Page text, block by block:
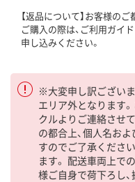
【返品について】お客様の
ご購入の際は、ご利用ガイド
申し込みください。
※大変申し訳ござい
エリア外となります
クルよりご連絡させ
の都合上、個人名お
すのでご了承くださ
ます。 配送車両上で
様ご自身で荷下ろし